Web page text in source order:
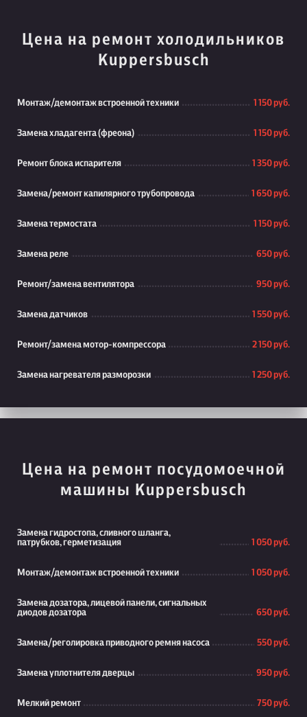
Цена на ремонт холодильников
Kuppersbusch
Монтаж/демонтаж встроенной техники 1 150 руб.
Замена хладагента (фреона) 1 150 руб.
Ремонт блока испарителя 1 350 руб.
Замена/ремонт капилярного трубопровода 1 650 руб.
Замена термостата 1 150 руб.
Замена реле 650 руб.
Ремонт/замена вентилятора 950 руб.
Замена датчиков 1 550 руб.
Ремонт/замена мотор-компрессора 2 150 руб.
Замена нагревателя разморозки 1 250 руб.
Цена на ремонт посудомоечной
машины Kuppersbusch
Замена гидростопа, сливного шланга,
патрубков, герметизация
1 050 руб.
Монтаж/демонтаж встроенной техники 1 050 руб.
Замена дозатора, лицевой панели, сигнальных
диодов дозатора
650 руб.
Замена/реголировка приводного ремня насоса 550 руб.
Замена уплотнителя дверцы 950 руб.
Мелкий ремонт 750 руб.